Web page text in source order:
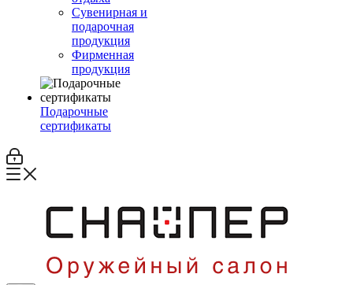
Сувенирная и
подарочная
продукция
Фирменная
продукция
Подарочные
сертификаты